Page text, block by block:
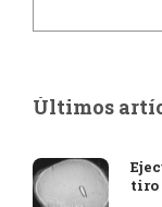
Últimos
tiro